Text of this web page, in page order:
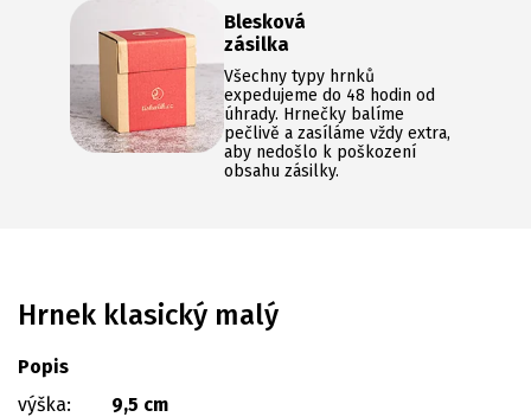
Blesková
zásilka
Všechny typy hrnků
expedujeme do 48 hodin od
úhrady. Hrnečky balíme
pečlivě a zasíláme vždy extra,
aby nedošlo k poškození
obsahu zásilky.
Hrnek klasický malý
Popis
výška:
9,5 cm